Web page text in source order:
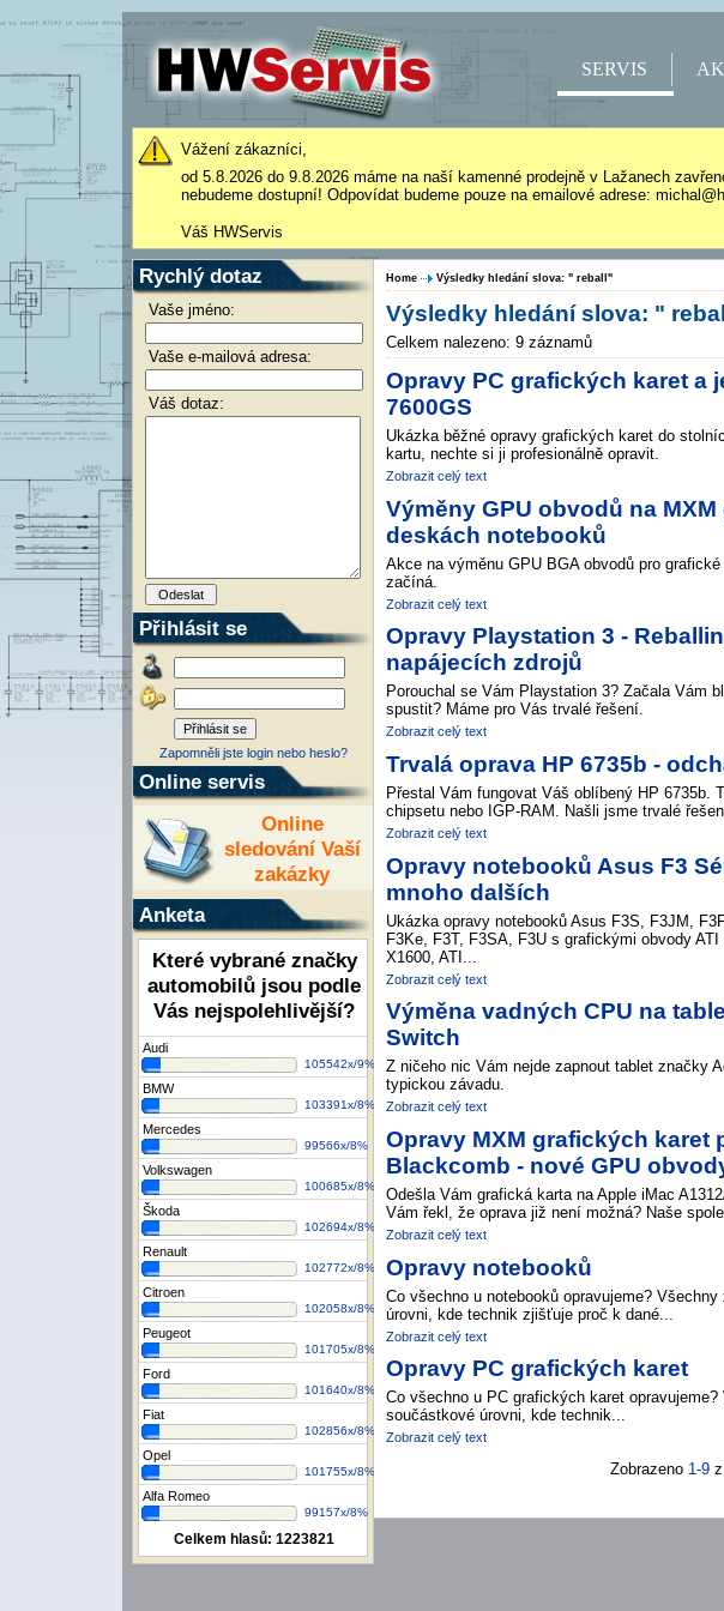
SERVIS
Vážení zákazníci,
od 5.8.2026 do 9.8.2026 máme na naší kamenné prodejně v Lažanech
nebudeme dostupní! Odpovídat budeme pouze na emailové adrese:
Váš HWServis
Rychlý dotaz
Vaše jméno:
Vaše e-mailová adresa:
Váš dotaz:
Přihlásit se
Zapomněli jste login nebo heslo?
Online servis
Online
sledování Vaší
zakázky
Anketa
Které vybrané značky
automobilů jsou podle
Vás nejspolehlivější?
Audi
105542x/9%
BMW
103391x/8%
Mercedes
99566x/8%
Volkswagen
100685x/8%
Škoda
102694x/8%
Renault
102772x/8%
Citroen
102058x/8%
Peugeot
101705x/8%
Ford
101640x/8%
Fiat
102856x/8%
Opel
101755x/8%
Alfa Romeo
99157x/8%
Celkem hlasů: 1223821
Home Výsledky hledání slova: " reball"
Výsledky hledání slova: "
Celkem nalezeno: 9 záznamů
Opravy PC grafických karet a
7600GS
Ukázka běžné opravy grafických karet do
kartu, nechte si ji profesionálně opravit.
Zobrazit celý text
Výměny GPU obvodů na
deskách notebooků
Akce na výměnu GPU BGA obvodů pro
začíná.
Zobrazit celý text
Opravy Playstation 3 -
napájecích zdrojů
Porouchal se Vám Playstation 3? Začala Vám
spustit? Máme pro Vás trvalé řešení.
Zobrazit celý text
Trvalá oprava HP 6735b -
Přestal Vám fungovat Váš oblíbený HP 6735b.
chipsetu nebo IGP-RAM. Našli jsme trvalé
Zobrazit celý text
Opravy notebooků Asus F3
mnoho dalších
Ukázka opravy notebooků Asus F3S, F3JM,
F3Ke, F3T, F3SA, F3U s grafickými obvody
X1600, ATI...
Zobrazit celý text
Výměna vadných CPU na
Switch
Z ničeho nic Vám nejde zapnout tablet značky
typickou závadu.
Zobrazit celý text
Opravy MXM grafických karet
Blackcomb - nové GPU
Odešla Vám grafická karta na Apple iMac
Vám řekl, že oprava již není možná? Naše
Zobrazit celý text
Opravy notebooků
Co všechno u notebooků opravujeme?
úrovni, kde technik zjišťuje proč k dané...
Zobrazit celý text
Opravy PC grafických karet
Co všechno u PC grafických karet
součástkové úrovni, kde technik...
Zobrazit celý text
Zobrazeno 1-9